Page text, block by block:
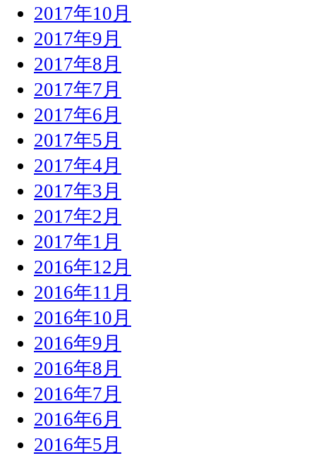
2017年10月
2017年9月
2017年8月
2017年7月
2017年6月
2017年5月
2017年4月
2017年3月
2017年2月
2017年1月
2016年12月
2016年11月
2016年10月
2016年9月
2016年8月
2016年7月
2016年6月
2016年5月